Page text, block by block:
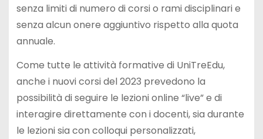
senza limiti di numero di corsi o rami disciplinari e
senza alcun onere aggiuntivo rispetto alla quota
annuale.
Come tutte le attività formative di UniTreEdu,
anche i nuovi corsi del 2023 prevedono la
possibilità di seguire le lezioni online “live” e di
interagire direttamente con i docenti, sia durante
le lezioni sia con colloqui personalizzati,